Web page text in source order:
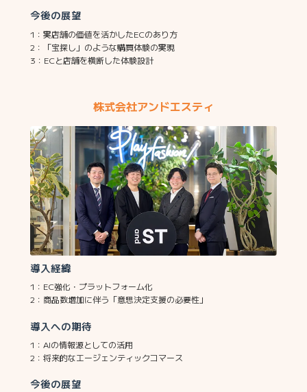
今後の展望
1：実店舗の価値を活かしたECのあり方
2：「宝探し」のような購買体験の実現
3：ECと店舗を横断した体験設計
株式会社アンドエスティ
導入経緯
1：EC強化・プラットフォーム化
2：商品数増加に伴う「意思決定支援の必要性」
導入への期待
1：AIの情報源としての活用
2：将来的なエージェンティックコマース
今後の展望